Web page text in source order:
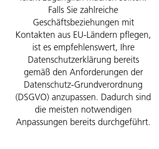
Falls Sie zahlreiche
Geschäftsbeziehungen mit
Kontakten aus EU-Ländern pflegen,
ist es empfehlenswert, Ihre
Datenschutzerklärung bereits
gemäß den Anforderungen der
Datenschutz-Grundverordnung
(DSGVO) anzupassen. Dadurch sind
die meisten notwendigen
Anpassungen bereits durchgeführt.